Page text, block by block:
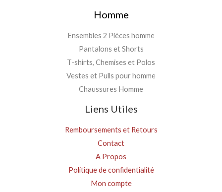
Homme
Ensembles 2 Pièces homme
Pantalons et Shorts
T-shirts, Chemises et Polos
Vestes et Pulls pour homme
Chaussures Homme
Liens Utiles
Remboursements et Retours
Contact
A Propos
Politique de confidentialité
Mon compte